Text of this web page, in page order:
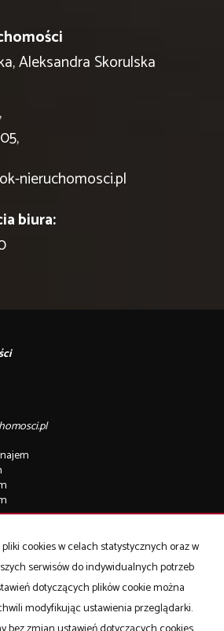
Aleksandra Skorulska
nieruchomosci.pl
biura:
cookies w celach statystycznych oraz w
serwisów do indywidualnych potrzeb
dotyczących plików cookie można
modyfikując ustawienia przeglądarki.